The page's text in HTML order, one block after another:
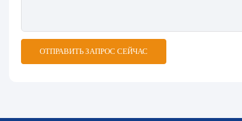
ОТПРАВИТЬ ЗАПРОС СЕЙЧАС